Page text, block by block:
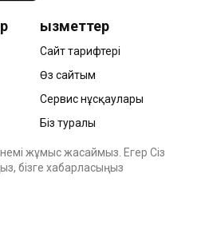
Қызметтер
Сайт тарифтері
Өз сайтым
Сервис нұсқаулары
Біз туралы
жұмыс жасаймыз. Егер Сіз
бізге хабарласыңыз